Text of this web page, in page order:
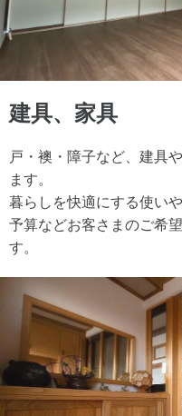
建具、家具
戸・襖・障子など、建具
ます。
暮らしを快適にする使い
予算などお客さまのご希
す。